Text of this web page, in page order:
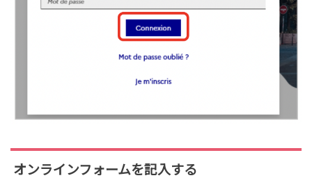
オンラインフォームを記入する